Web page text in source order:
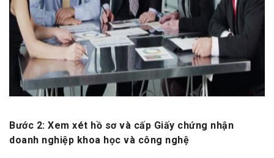
Bước 2: Xem xét hồ sơ và cấp Giấy chứng nhận
doanh nghiệp khoa học và công nghệ